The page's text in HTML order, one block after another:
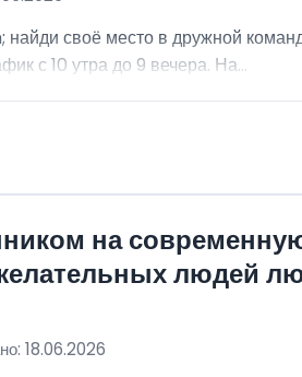
своё место в дружной
с 10 утра до 9 вечера. На...
на
людей
18.06.2026